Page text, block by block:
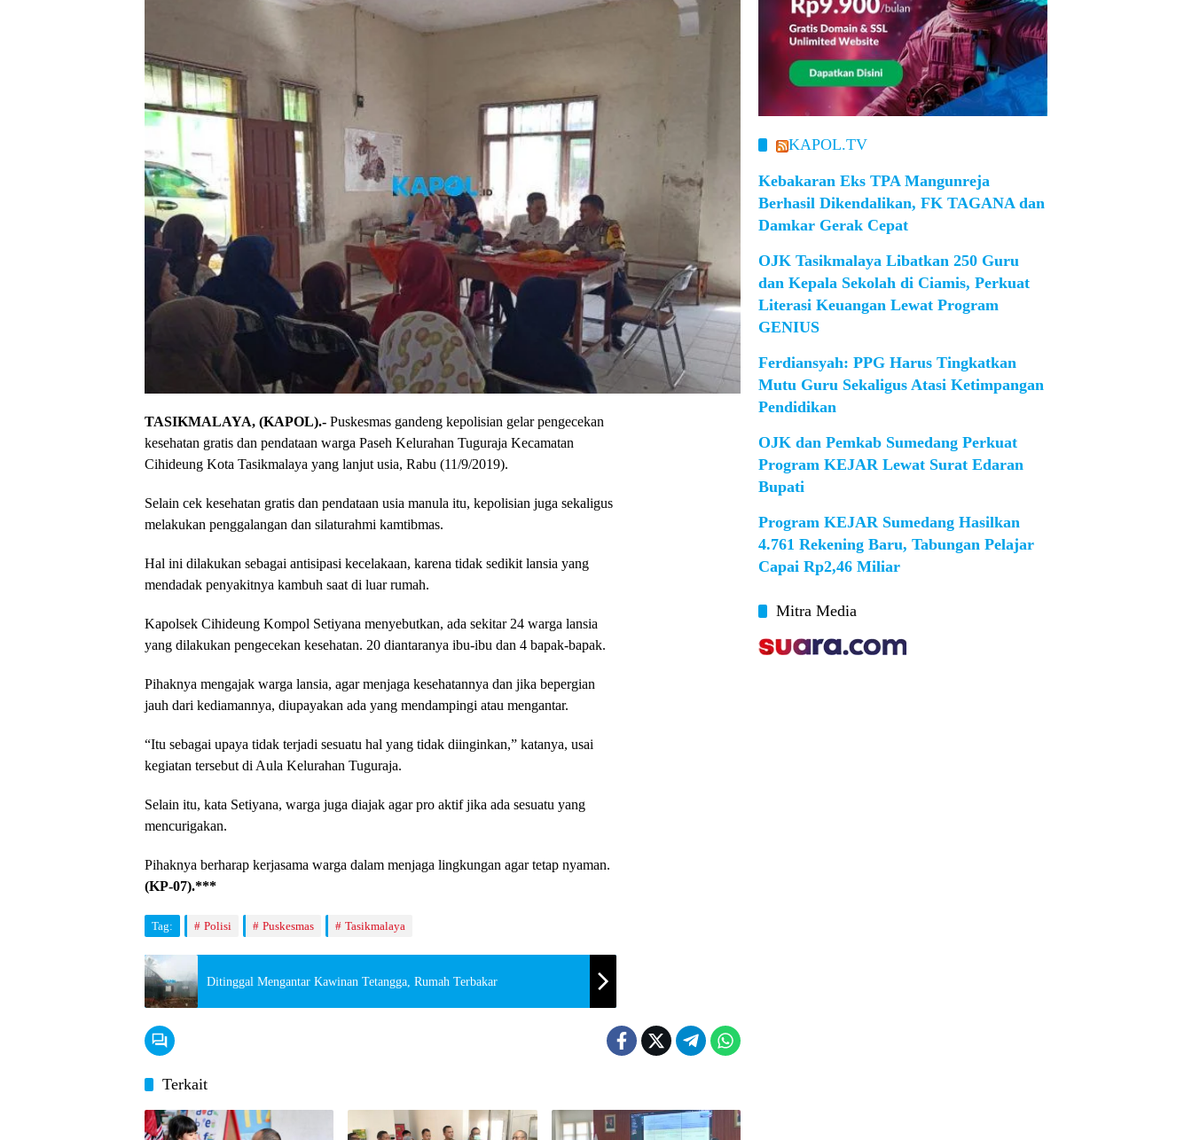
TASIKMALAYA, (KAPOL).- Puskesmas gandeng kepolisian gelar pengecekan
kesehatan gratis dan pendataan warga Paseh Kelurahan Tuguraja Kecamatan
Cihideung Kota Tasikmalaya yang lanjut usia, Rabu (11/9/2019).
Selain cek kesehatan gratis dan pendataan usia manula itu, kepolisian juga sekaligus
melakukan penggalangan dan silaturahmi kamtibmas.
Hal ini dilakukan sebagai antisipasi kecelakaan, karena tidak sedikit lansia yang
mendadak penyakitnya kambuh saat di luar rumah.
Kapolsek Cihideung Kompol Setiyana menyebutkan, ada sekitar 24 warga lansia
yang dilakukan pengecekan kesehatan. 20 diantaranya ibu-ibu dan 4 bapak-bapak.
Pihaknya mengajak warga lansia, agar menjaga kesehatannya dan jika bepergian
jauh dari kediamannya, diupayakan ada yang mendampingi atau mengantar.
“Itu sebagai upaya tidak terjadi sesuatu hal yang tidak diinginkan,” katanya, usai
kegiatan tersebut di Aula Kelurahan Tuguraja.
Selain itu, kata Setiyana, warga juga diajak agar pro aktif jika ada sesuatu yang
mencurigakan.
Pihaknya berharap kerjasama warga dalam menjaga lingkungan agar tetap nyaman.
(KP-07).***
Tag: Polisi Puskesmas Tasikmalaya
Ditinggal Mengantar Kawinan Tetangga, Rumah Terbakar
Terkait
KAPOL.TV
Kebakaran Eks TPA Mangunreja
Berhasil Dikendalikan, FK TAGANA dan
Damkar Gerak Cepat
OJK Tasikmalaya Libatkan 250 Guru
dan Kepala Sekolah di Ciamis, Perkuat
Literasi Keuangan Lewat Program
GENIUS
Ferdiansyah: PPG Harus Tingkatkan
Mutu Guru Sekaligus Atasi Ketimpangan
Pendidikan
OJK dan Pemkab Sumedang Perkuat
Program KEJAR Lewat Surat Edaran
Bupati
Program KEJAR Sumedang Hasilkan
4.761 Rekening Baru, Tabungan Pelajar
Capai Rp2,46 Miliar
Mitra Media